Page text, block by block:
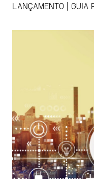
LANÇAMENTO | GUIA